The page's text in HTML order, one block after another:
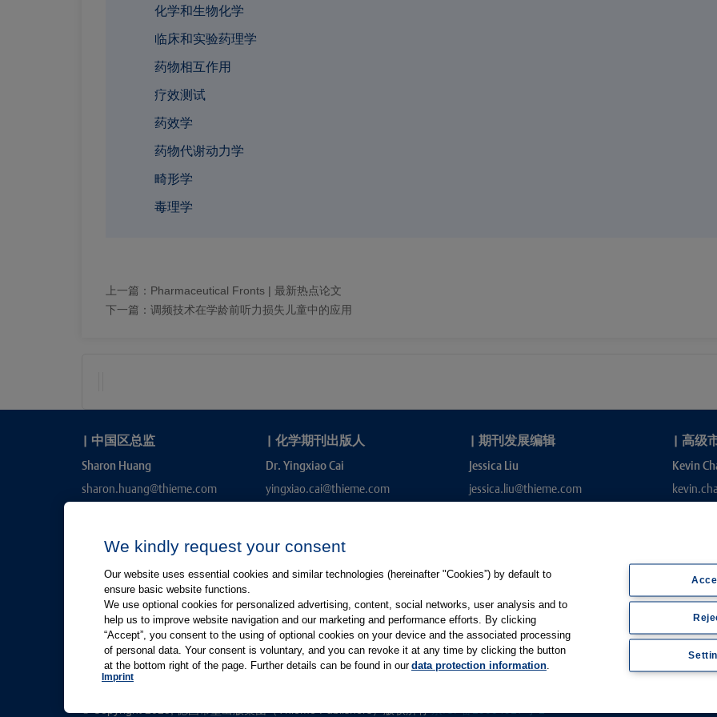
化学和生物化学
临床和实验药理学
药物相互作用
疗效测试
药效学
药物代谢动力学
畸形学
毒理学
上一篇： Pharmaceutical Fronts | 最新热点论文
下一篇： 调频技术在学龄前听力损失儿童中的应用
| 中国区总监
Sharon Huang
sharon.huang@thieme.com
| 化学期刊出版人
Dr. Yingxiao Cai
yingxiao.cai@thieme.com
| 期刊发展编辑
Jessica Liu
jessica.liu@thieme.com
| 高级
Kevin
有关Thieme图书翻译及版权业务，请联系：rights@thieme.de
友情链接： Thieme Group Thieme Open | Thieme-Connect
We kindly request your consent
Our website uses essential cookies and similar technologies (hereinafter "Cookies”) by default to
ensure basic website functions.
We use optional cookies for personalized advertising, content, social networks, user analysis and to
help us to improve website navigation and our marketing and performance efforts. By clicking
“Accept”, you consent to the using of optional cookies on your device and the associated processing
of personal data. Your consent is voluntary, and you can revoke it at any time by clicking the button
at the bottom right of the page. Further details can be found in ourdata protection information.
Imprint